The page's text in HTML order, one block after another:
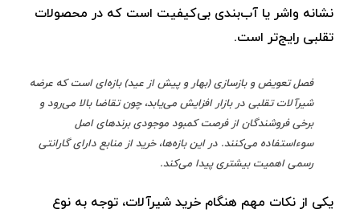
نشانه واشر یا آب‌بندی بی‌کیفیت است که در محصولات
تقلبی رایج‌تر است.
فصل تعویض و بازسازی (بهار و پیش از عید) بازه‌ای است که عرضه
شیرآلات تقلبی در بازار افزایش می‌یابد، چون تقاضا بالا می‌رود و
برخی فروشندگان از فرصت کمبود موجودی برندهای اصل
سوءاستفاده می‌کنند. در این بازه‌ها، خرید از منابع دارای گارانتی
رسمی اهمیت بیشتری پیدا می‌کند.
یکی از نکات مهم هنگام خرید شیرآلات، توجه به نوع